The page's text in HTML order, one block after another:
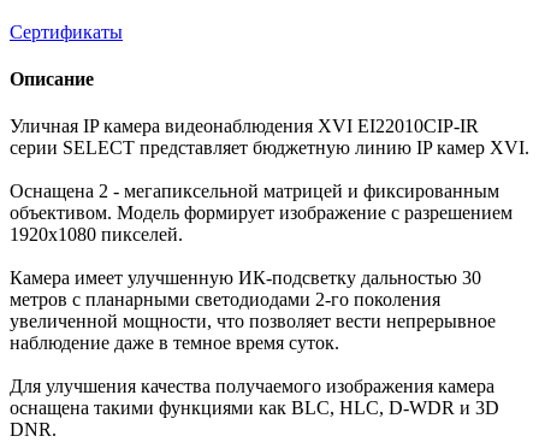
Сертификаты
Описание
Уличная IP камера видеонаблюдения XVI EI22010CIP-IR
серии SELECT представляет бюджетную линию IP камер XVI.
Оснащена 2 - мегапиксельной матрицей и фиксированным
объективом. Модель формирует изображение с разрешением
1920х1080 пикселей.
Камера имеет улучшенную ИК-подсветку дальностью 30
метров с планарными светодиодами 2-го поколения
увеличенной мощности, что позволяет вести непрерывное
наблюдение даже в темное время суток.
Для улучшения качества получаемого изображения камера
оснащена такими функциями как BLC, HLC, D-WDR и 3D
DNR.